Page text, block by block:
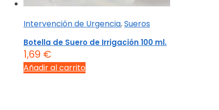
Intervención de Urgencia,Sueros
Botella de Suero de Irrigación 100 ml.
1,69 €
Añadir al carrito